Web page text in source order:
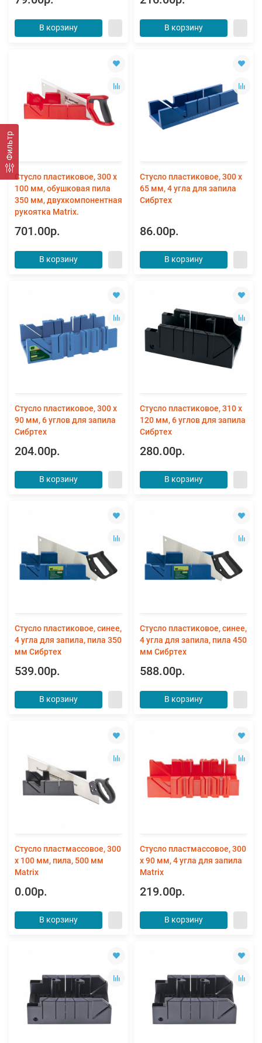
Фильтр
В корзину В корзину
Стусло пластиковое, 300 х
100 мм, обушковая пила
350 мм, двухкомпонентная
рукоятка Matrix.
701.00р.
В корзину
Стусло пластиковое, 300 х
65 мм, 4 угла для запила
Сибртех
86.00р.
В корзину
Стусло пластиковое, 300 х
90 мм, 6 углов для запила
Сибртех
204.00р.
В корзину
Стусло пластиковое, 310 x
120 мм, 6 углов для запила
Сибртех
280.00р.
В корзину
Стусло пластиковое, синее,
4 угла для запила, пила 350
мм Сибртех
539.00р.
В корзину
Стусло пластиковое, синее,
4 угла для запила, пила 450
мм Сибртех
588.00р.
В корзину
Стусло пластмассовое, 300
х 100 мм, пила, 500 мм
Matrix
0.00р.
В корзину
Стусло пластмассовое, 300
х 90 мм, 4 угла для запила
Matrix
219.00р.
В корзину